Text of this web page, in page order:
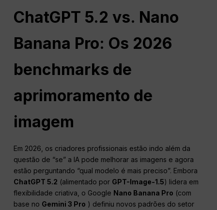
ChatGPT 5.2 vs. Nano
Banana Pro: Os 2026
benchmarks de
aprimoramento de
imagem
Em 2026, os criadores profissionais estão indo além da
questão de “se” a IA pode melhorar as imagens e agora
estão perguntando “qual modelo é mais preciso”. Embora
ChatGPT 5.2 (alimentado por GPT-Image-1.5) lidera em
flexibilidade criativa, o Google Nano Banana Pro (com
base no Gemini 3 Pro ) definiu novos padrões do setor